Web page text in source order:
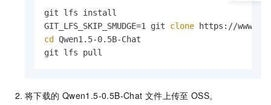
git lfs install
GIT_LFS_SKIP_SMUDGE=1 git clone
cd
Qwen1.5-0.5B-Chat
git lfs pull
将下载的 Qwen1.5-0.5B-Chat 文件上传至 OSS。